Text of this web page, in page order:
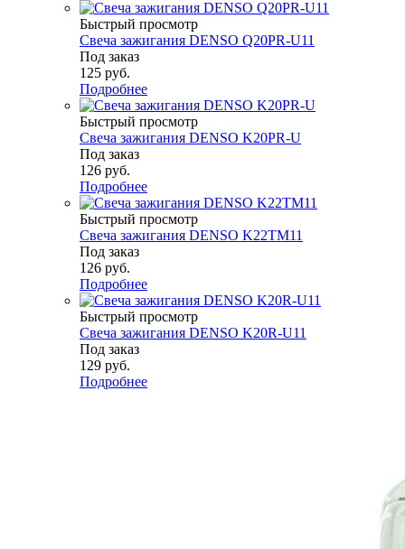
Быстрый просмотр
Свеча зажигания DENSO Q20PR-U11
Под заказ
125 руб.
Подробнее
Быстрый просмотр
Свеча зажигания DENSO K20PR-U
Под заказ
126 руб.
Подробнее
Быстрый просмотр
Свеча зажигания DENSO K22TM11
Под заказ
126 руб.
Подробнее
Быстрый просмотр
Свеча зажигания DENSO K20R-U11
Под заказ
129 руб.
Подробнее